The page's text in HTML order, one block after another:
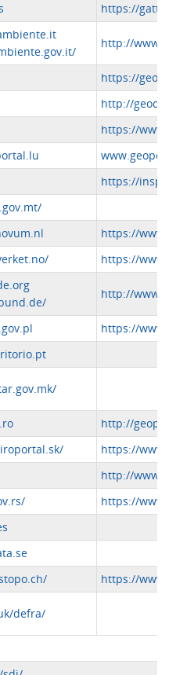
https://
http://
https://
http://
https://
https://
https://
https://
http://
https://
http://
https://
http://
https://
https://
defra/